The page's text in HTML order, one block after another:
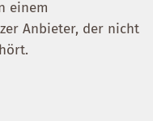
einem
Anbieter, der nicht